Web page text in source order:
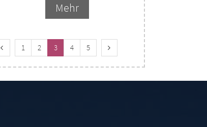
Mehr
Vorherige Seite
1 2 3 4 5 Nächste Seite